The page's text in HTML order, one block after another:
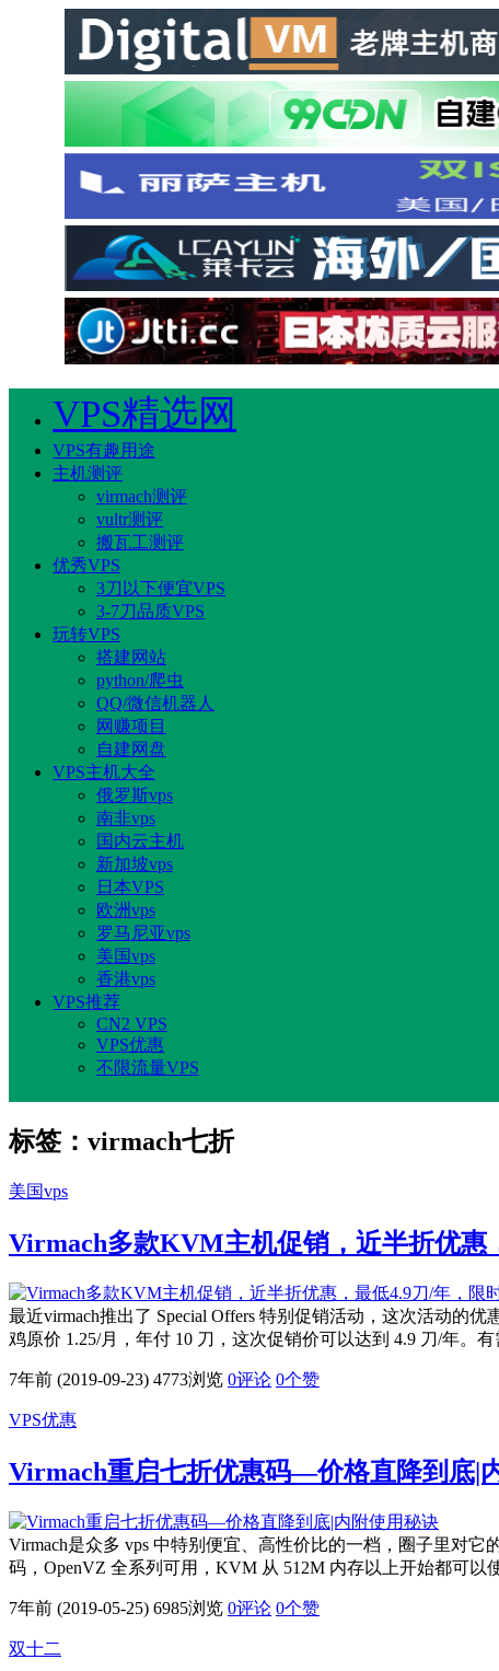
VPS精选网
VPS有趣用途
主机测评
virmach测评
vultr测评
搬瓦工测评
优秀VPS
3刀以下便宜VPS
3-7刀品质VPS
玩转VPS
搭建网站
python/爬虫
QQ/微信机器人
网赚项目
自建网盘
VPS主机大全
俄罗斯vps
南非vps
国内云主机
新加坡vps
日本VPS
欧洲vps
罗马尼亚vps
美国vps
香港vps
VPS推荐
CN2 VPS
VPS优惠
不限流量VPS
标签：virmach七折
美国vps
Virmach多款KVM主机促销，近半折优惠
最近virmach推出了 Special Offers 特别促销活动，这次活动的
鸡原价 1.25/月，年付 10 刀，这次促销价可以达到 4.9 刀/年
7年前 (2019-09-23) 4773浏览 0评论 0个赞
VPS优惠
Virmach重启七折优惠码—价格直降到底|
Virmach是众多 vps 中特别便宜、高性价比的一档，圈子里对
码，OpenVZ 全系列可用，KVM 从 512M 内存以上开始都可
7年前 (2019-05-25) 6985浏览 0评论 0个赞
双十二